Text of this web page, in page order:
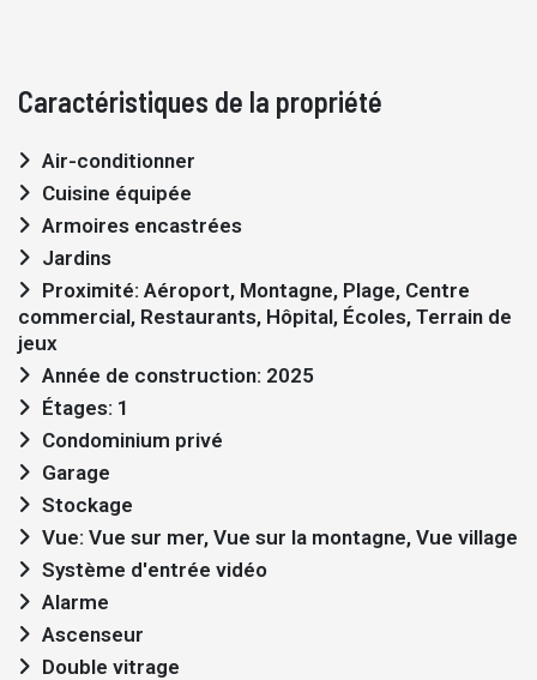
Caractéristiques de la propriété
Air-conditionner
Cuisine équipée
Armoires encastrées
Jardins
commercial, Restaurants, Hôpital, Écoles, Terrain de
jeux
Année de construction: 2025
Étages: 1
Condominium privé
Garage
Stockage
Vue: Vue sur mer, Vue sur la montagne, Vue village
Système d'entrée vidéo
Alarme
Ascenseur
Double vitrage